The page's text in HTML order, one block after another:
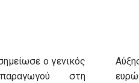
ο γενικός
στη
ευρώ